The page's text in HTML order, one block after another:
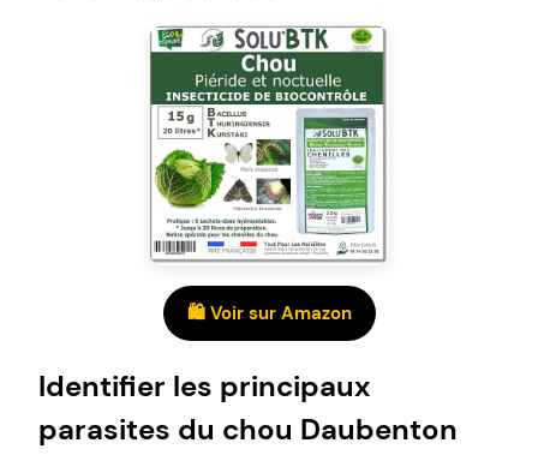
🛍️ Voir sur Amazon
Identifier les principaux
parasites du chou Daubenton